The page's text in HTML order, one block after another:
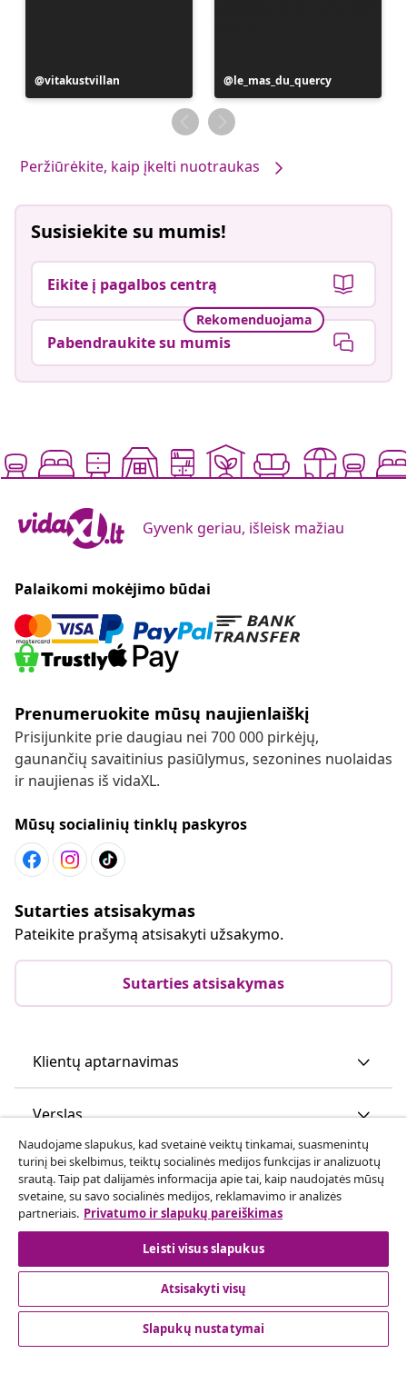
Įrašą
paskelbė
vitakustvillan
Įrašą
paskelbė
le_mas_du_quercy
Peržiūrėkite, kaip įkelti nuotraukas
Susisiekite su mumis!
Eikite į pagalbos centrą
Rekomenduojama
Pabendraukite su mumis
Gyvenk geriau, išleisk mažiau
Palaikomi mokėjimo būdai
Prenumeruokite mūsų naujienlaiškį
Prisijunkite prie daugiau nei 700 000 pirkėjų,
gaunančių savaitinius pasiūlymus, sezonines nuolaidas
ir naujienas iš vidaXL.
Mūsų socialinių tinklų paskyros
Sutarties atsisakymas
Pateikite prašymą atsisakyti užsakymo.
Sutarties atsisakymas
Klientų aptarnavimas
Verslas
vidaXL
Atraskite daugiau
Naudojame slapukus, kad svetainė veiktų tinkamai, suasmenintų
turinį bei skelbimus, teiktų socialinės medijos funkcijas ir analizuotų
srautą. Taip pat dalijamės informacija apie tai, kaip naudojatės mūsų
svetaine, su savo socialinės medijos, reklamavimo ir analizės
partneriais. Privatumo ir slapukų pareiškimas
Leisti visus slapukus
Atsisakyti visų
Slapukų nustatymai